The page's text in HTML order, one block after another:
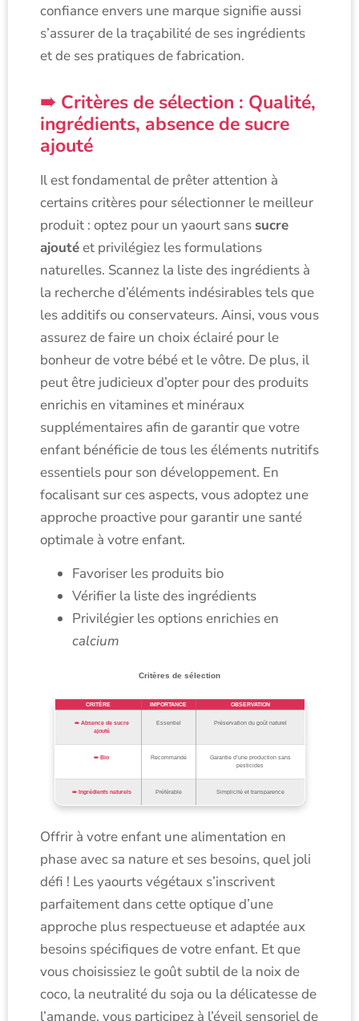
confiance envers une marque signifie aussi
s’assurer de la traçabilité de ses ingrédients
et de ses pratiques de fabrication.
Critères de sélection : Qualité,
ingrédients, absence de sucre
ajouté
Il est fondamental de prêter attention à
certains critères pour sélectionner le meilleur
produit : optez pour un yaourt sans sucre
ajoutéet privilégiez les formulations
naturelles. Scannez la liste des ingrédients à
la recherche d’éléments indésirables tels que
les additifs ou conservateurs. Ainsi, vous vous
assurez de faire un choix éclairé pour le
bonheur de votre bébé et le vôtre. De plus, il
peut être judicieux d’opter pour des produits
enrichis en vitamines et minéraux
supplémentaires afin de garantir que votre
enfant bénéficie de tous les éléments nutritifs
essentiels pour son développement. En
focalisant sur ces aspects, vous adoptez une
approche proactive pour garantir une santé
optimale à votre enfant.
Favoriser les produits bio
Vérifier la liste des ingrédients
Privilégier les options enrichies en
calcium
Critères de sélection
CRITÈRE IMPORTANCE OBSERVATION
Absence de sucre
ajouté
Essentiel Préservation du goût naturel
Bio Recommandé
Garantie d’une production sans
pesticides
Ingrédients naturels Préférable Simplicité et transparence
Offrir à votre enfant une alimentation en
phase avec sa nature et ses besoins, quel joli
défi ! Les yaourts végétaux s’inscrivent
parfaitement dans cette optique d’une
approche plus respectueuse et adaptée aux
besoins spécifiques de votre enfant. Et que
vous choisissiez le goût subtil de la noix de
coco, la neutralité du soja ou la délicatesse de
l’amande, vous participez à l’éveil sensoriel de